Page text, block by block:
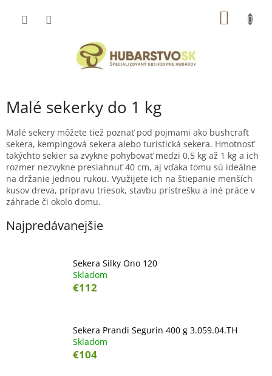
Malé sekerky do 1 kg
Malé sekery môžete tiež poznať pod pojmami ako bushcraft
sekera, kempingová sekera alebo turistická sekera. Hmotnosť
takýchto sekier sa zvykne pohybovať medzi 0,5 kg až 1 kg a ich
rozmer nezvykne presiahnuť 40 cm, aj vďaka tomu sú ideálne
na držanie jednou rukou. Využijete ich na štiepanie menších
kusov dreva, prípravu triesok, stavbu prístrešku a iné práce v
záhrade či okolo domu.
Najpredávanejšie
Sekera Silky Ono 120
Skladom
€112
Sekera Prandi Segurin 400 g 3.059.04.TH
Skladom
€104